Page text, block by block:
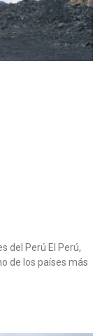
del Perú El Perú,
de los países más